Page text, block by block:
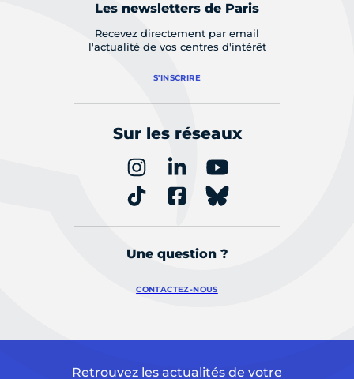
Les newsletters de Paris
Recevez directement par email
l'actualité de vos centres d'intérêt
S'INSCRIRE
Sur les réseaux
Une question ?
CONTACTEZ-NOUS
Retrouvez les actualités de votre